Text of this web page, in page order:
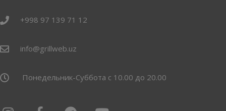
+998 97 139 71 12
info@grillweb.uz
Понедельник-Суббота с 10.00 до 20.00